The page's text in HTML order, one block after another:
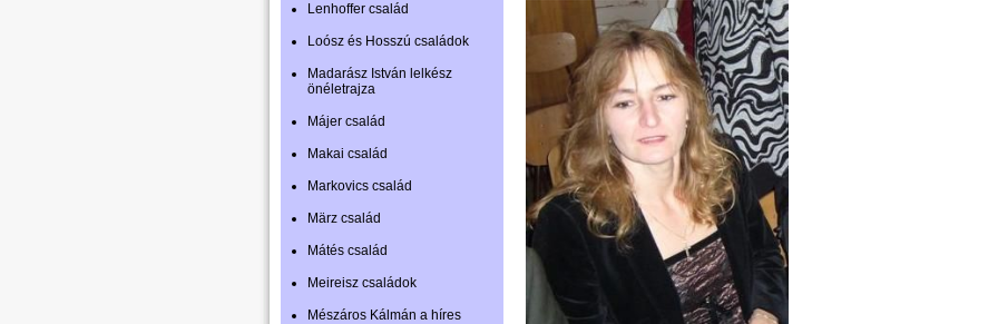
Lenhoffer család
Loósz és Hosszú családok
Madarász István lelkész
önéletrajza
Májer család
Makai család
Markovics család
März család
Mátés család
Meireisz családok
Mészáros Kálmán a híres